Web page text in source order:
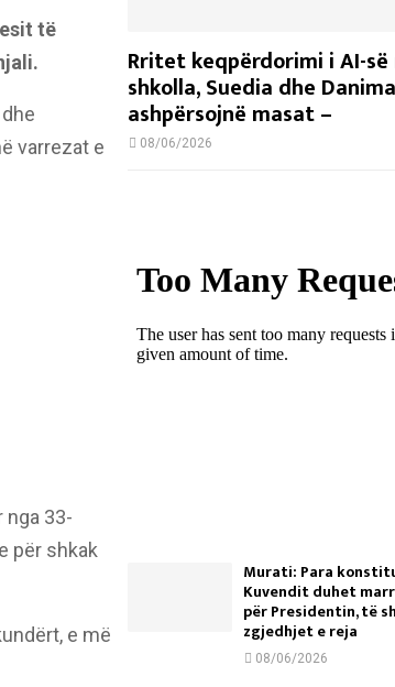
të
varrezat e
nga 33-
për shkak
e më
Rritet keqpërdorimi i AI-së
shkolla, Suedia dhe
ashpërsojnë masat –
08/06/2026
Murati: Para
Kuvendit duhet
për Presidentin, të
zgjedhjet e reja
08/06/2026